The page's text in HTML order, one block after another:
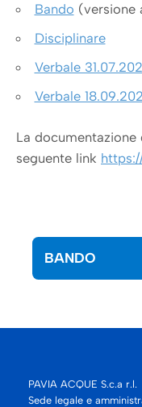
Bando (versione
Disciplinare
Verbale
Verbale
La
seguente link
BANDO
PAVIA ACQUE S.c.a r.l.
Sede legale e